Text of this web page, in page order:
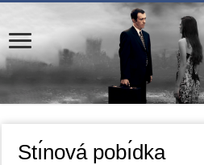
Stı́nová pobı́dka